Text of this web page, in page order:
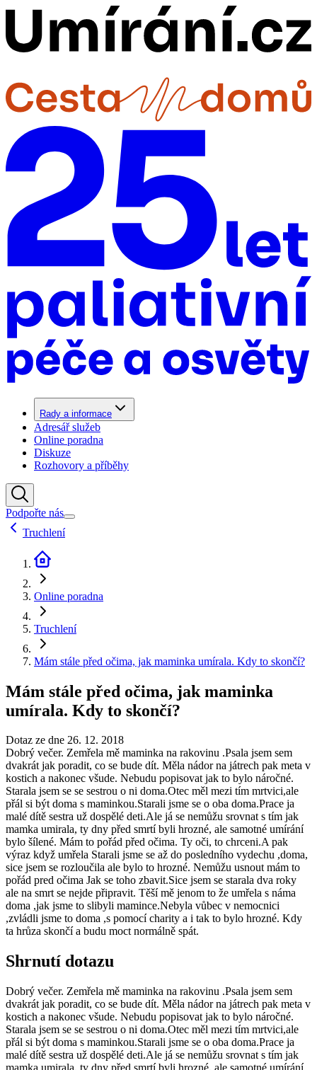
Rady a informace
Adresář služeb
Online poradna
Diskuze
Rozhovory a příběhy
Podpořte nás
Truchlení
Online poradna
Truchlení
Mám stále před očima, jak maminka umírala. Kdy to skončí?
Mám stále před očima, jak maminka
umírala. Kdy to skončí?
Dotaz ze dne 26. 12. 2018
Dobrý večer. Zemřela mě maminka na rakovinu .Psala jsem sem
dvakrát jak poradit, co se bude dít. Měla nádor na játrech pak meta v
kostich a nakonec všude. Nebudu popisovat jak to bylo náročné.
Starala jsem se se sestrou o ni doma.Otec měl mezi tím mrtvici,ale
přál si být doma s maminkou.Starali jsme se o oba doma.Prace ja
malé dítě sestra už dospělé deti.Ale já se nemůžu srovnat s tím jak
mamka umirala, ty dny před smrtí byli hrozné, ale samotné umírání
bylo šílené. Mám to pořád před očima. Ty oči, to chrceni.A pak
výraz když umřela Starali jsme se až do posledního vydechu ,doma,
sice jsem se rozloučila ale bylo to hrozné. Nemůžu usnout mám to
pořád pred očima Jak se toho zbavit.Sice jsem se starala dva roky
ale na smrt se nejde připravit. Těší mě jenom to že umřela s náma
doma ,jak jsme to slibyli mamince.Nebyla vůbec v nemocnici
,zvládli jsme to doma ,s pomocí charity a i tak to bylo hrozné. Kdy
ta hrůza skončí a budu moct normálně spát.
Shrnutí dotazu
Dobrý večer. Zemřela mě maminka na rakovinu .Psala jsem sem
dvakrát jak poradit, co se bude dít. Měla nádor na játrech pak meta v
kostich a nakonec všude. Nebudu popisovat jak to bylo náročné.
Starala jsem se se sestrou o ni doma.Otec měl mezi tím mrtvici,ale
přál si být doma s maminkou.Starali jsme se o oba doma.Prace ja
malé dítě sestra už dospělé deti.Ale já se nemůžu srovnat s tím jak